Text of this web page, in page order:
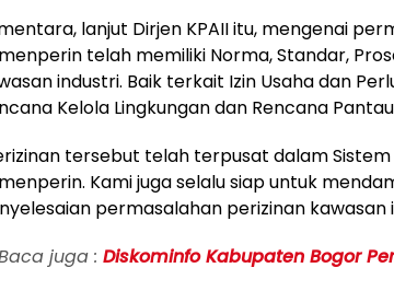
lanjut Dirjen KPAII itu, mengenai
telah memiliki Norma, Standar,
industri. Baik terkait Izin Usaha dan
Kelola Lingkungan dan Rencana
tersebut telah terpusat dalam
Kami juga selalu siap untuk
permasalahan perizinan kawasan
juga : Diskominfo Kabupaten Bogor